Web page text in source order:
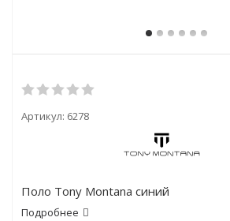
Артикул: 6278
Поло Tony Montana синий
Подробнее